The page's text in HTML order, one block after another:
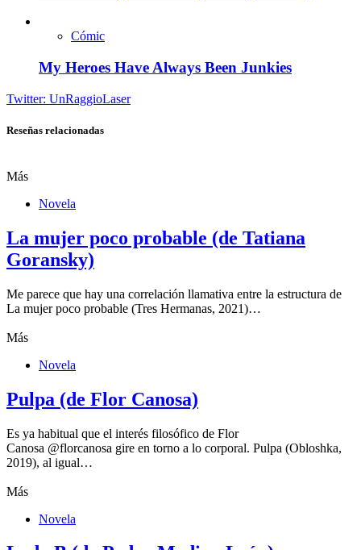
Cómic
My Heroes Have Always Been Junkies
Twitter: UnRaggioLaser
Reseñas relacionadas
Más
Novela
La mujer poco probable (de Tatiana
Goransky)
Me parece que hay una correlación llamativa entre la estructura de
La mujer poco probable (Tres Hermanas, 2021)…
Más
Novela
Pulpa (de Flor Canosa)
Es ya habitual que el interés filosófico de Flor
Canosa @florcanosa gire en torno a lo corporal. Pulpa (Obloshka,
2019), al igual…
Más
Novela